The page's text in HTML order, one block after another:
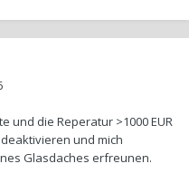
und die Reperatur >1000 EUR
und mich
Glasdaches erfreunen.